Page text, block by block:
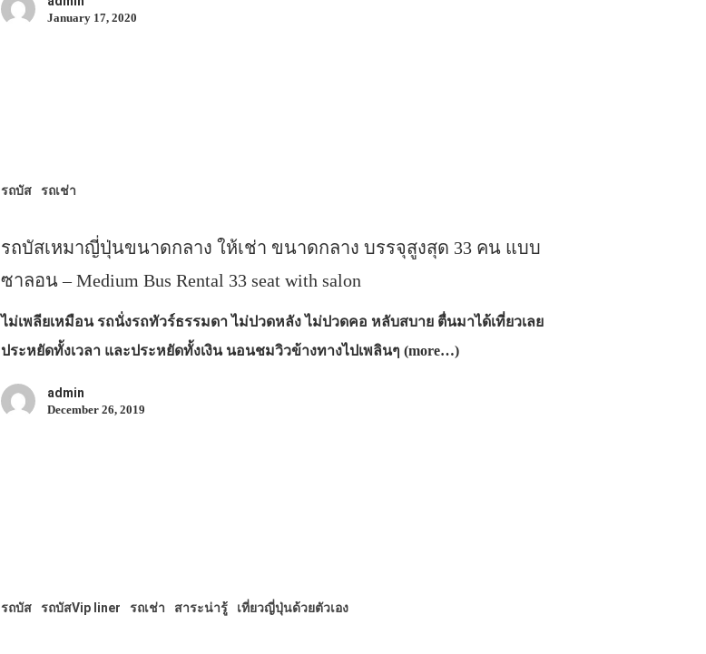
January 17, 2020
รถบัส รถเช่า
รถบัสเหมาญี่ปุ่นขนาดกลาง ให้เช่า ขนาดกลาง บรรจุสูงสุด 33 คน แบบ
ซาลอน – Medium Bus Rental 33 seat with salon
ไม่เพลียเหมือน รถนั่งรถทัวร์ธรรมดา ไม่ปวดหลัง ไม่ปวดคอ หลับสบาย ตื่นมาได้เที่ยวเลย
ประหยัดทั้งเวลา และประหยัดทั้งเงิน นอนชมวิวข้างทางไปเพลินๆ (more…)
admin
December 26, 2019
รถบัส รถบัสVip liner รถเช่า สาระน่ารู้ เที่ยวญี่ปุ่นด้วยตัวเอง